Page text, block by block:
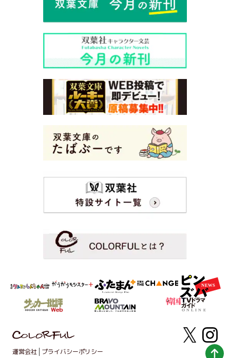
運営会社 プライバシーポリシー